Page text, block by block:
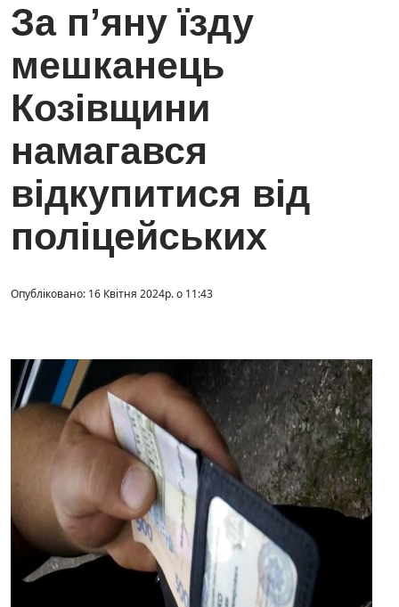
За п’яну їзду
мешканець
Козівщини
намагався
відкупитися від
поліцейських
Опубліковано: 16 Квітня 2024р. о 11:43